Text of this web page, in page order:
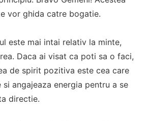
vor ghida catre bogatie.
este mai intai relativ la minte,
Daca ai visat ca poti sa o faci,
de spirit pozitiva este cea care
angajeaza energia pentru a se
directie.